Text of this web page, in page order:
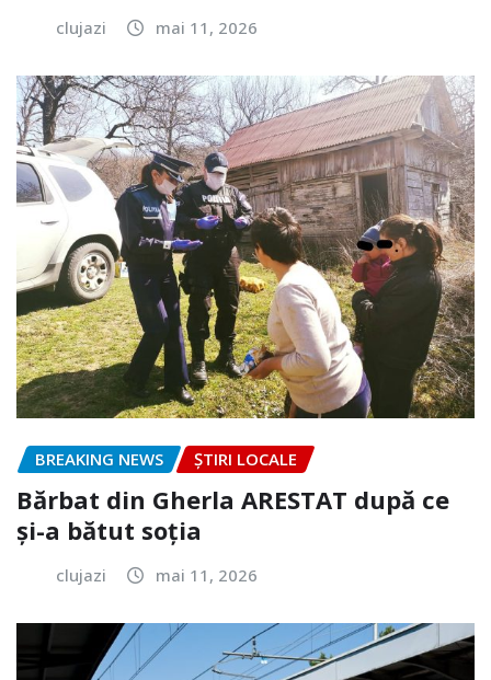
clujazi mai 11, 2026
BREAKING NEWS ȘTIRI LOCALE
Bărbat din Gherla ARESTAT după ce
și-a bătut soția
clujazi mai 11, 2026